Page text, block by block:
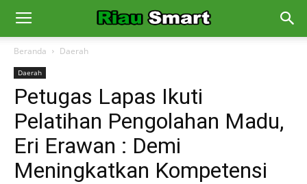
Beranda Daerah
Daerah
Petugas Lapas Ikuti
Pelatihan Pengolahan Madu,
Eri Erawan : Demi
Meningkatkan Kompetensi